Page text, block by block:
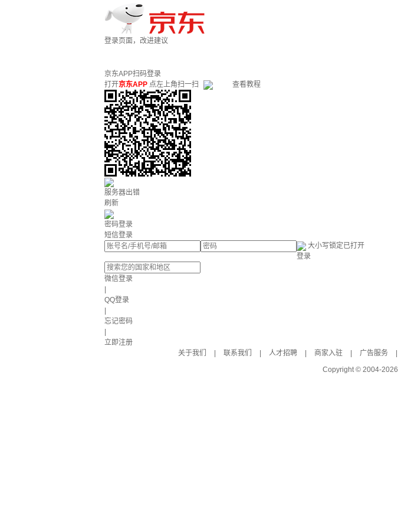
登录页面，改进建议
京东APP扫码登录
打开京东APP 点左上角扫一扫 查看教程
服务器出错
刷新
密码登录
短信登录
大小写锁定已打开
登录
微信登录
QQ登录
忘记密码
立即注册
关于我们
联系我们 人才招聘 商家入驻 广告服务
Copyright © 2004-2026